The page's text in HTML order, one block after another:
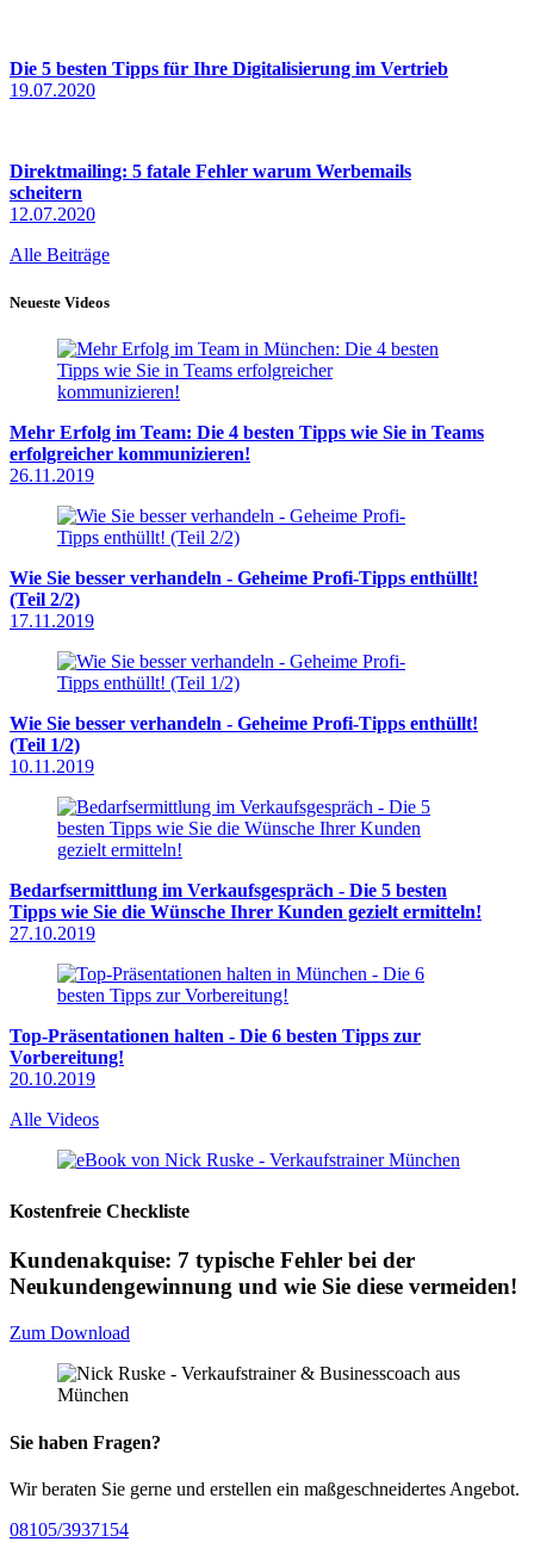
Die 5 besten Tipps für Ihre Digitalisierung im Vertrieb
19.07.2020
Direktmailing: 5 fatale Fehler warum Werbemails
scheitern
12.07.2020
Alle Beiträge
Neueste Videos
Mehr Erfolg im Team: Die 4 besten Tipps wie Sie in Teams
erfolgreicher kommunizieren!
26.11.2019
Wie Sie besser verhandeln - Geheime Profi-Tipps enthüllt!
(Teil 2/2)
17.11.2019
Wie Sie besser verhandeln - Geheime Profi-Tipps enthüllt!
(Teil 1/2)
10.11.2019
Bedarfsermittlung im Verkaufsgespräch - Die 5 besten
Tipps wie Sie die Wünsche Ihrer Kunden gezielt ermitteln!
27.10.2019
Top-Präsentationen halten - Die 6 besten Tipps zur
Vorbereitung!
20.10.2019
Alle Videos
Kostenfreie Checkliste
Kundenakquise: 7 typische Fehler bei der
Neukundengewinnung und wie Sie diese vermeiden!
Zum Download
Sie haben Fragen?
Wir beraten Sie gerne und erstellen ein maßgeschneidertes Angebot.
08105/3937154